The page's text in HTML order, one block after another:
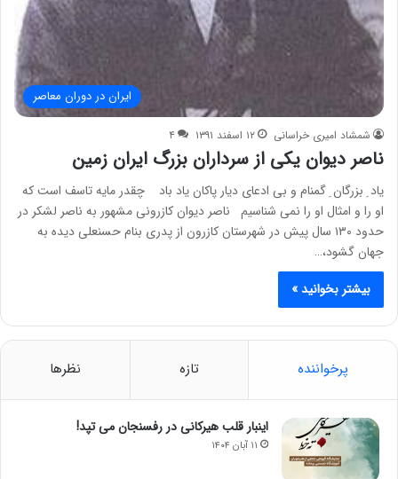
ایران در دوران معاصر
شمشاد امیری خراسانی ۱۲ اسفند ۱۳۹۱ ۴
ناصر دیوان یکی از سرداران بزرگ ایران زمین
یاد ِ بزرگان ِ گمنام و بی ادعای دیار پاکان یاد باد چقدر مایه تاسف است که
او را و امثال او را نمی شناسیم ناصر دیوان کازرونی مشهور به ناصر لشکر در
حدود ۱۳۰ سال پیش در شهرستان کازرون از پدری بنام حسنعلی دیده به
جهان گشود،…
بیشتر بخوانید »
پرخواننده تازه نظرها
اینبار قلب هیرکانی در رفسنجان می تپد!
۱۱ آبان ۱۴۰۴